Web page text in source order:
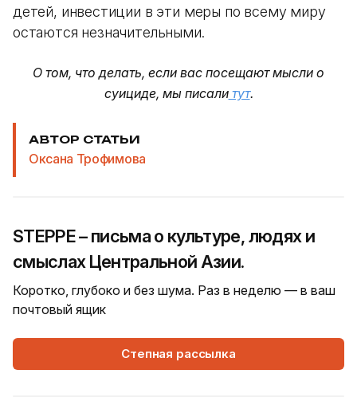
детей, инвестиции в эти меры по всему миру
остаются незначительными.
О том, что делать, если вас посещают мысли о
суициде, мы писалитут.
АВТОР СТАТЬИ
Оксана Трофимова
STEPPE – письма о культуре, людях и
смыслах Центральной Азии.
Коротко, глубоко и без шума. Раз в неделю — в ваш
почтовый ящик
Степная рассылка